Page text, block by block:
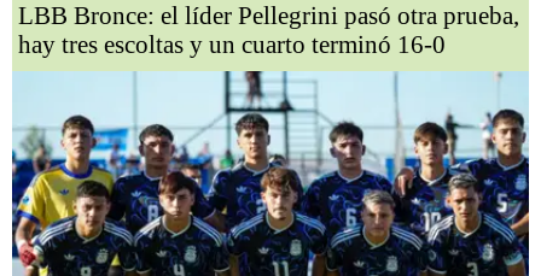
LBB Bronce: el líder Pellegrini pasó otra prueba,
hay tres escoltas y un cuarto terminó 16-0